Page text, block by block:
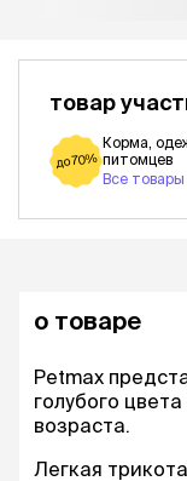
товар
до 70%
Корма,
питомцев
Все товары
о товаре
Petmax
голубого
возраста.
Легкая